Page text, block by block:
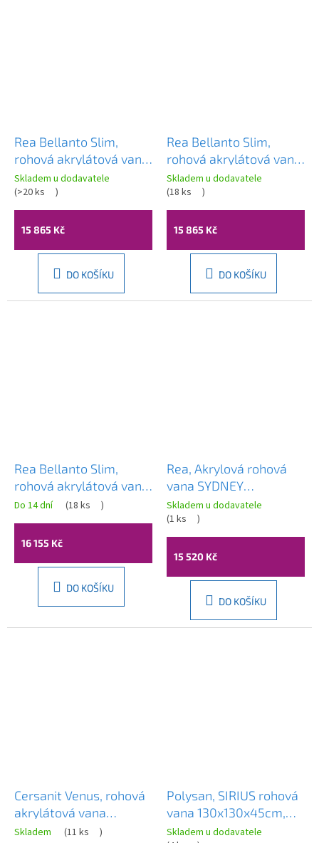
Rea Bellanto Slim,
rohová akrylátová vana,
150cm, pravá, bílá
odtoková krytka, REA-
W0583
Skladem u dodavatele
(>20 ks )
15 865 Kč
DO KOŠÍKU
Rea Bellanto Slim,
rohová akrylátová vana,
150cm, levá, bílá
odtoková krytka, REA-
W0582
Skladem u dodavatele
(18 ks )
15 865 Kč
DO KOŠÍKU
Rea Bellanto Slim,
rohová akrylátová vana,
150, levá, černá
odtoková krytka, KPL-
W6582
Do 14 dní (18 ks )
16 155 Kč
DO KOŠÍKU
Rea, Akrylová rohová
vana SYDNEY
BELLANTO RIGHT
150cm, REA-W0251
Skladem u dodavatele
(1 ks )
15 520 Kč
DO KOŠÍKU
Cersanit Venus, rohová
akrylátová vana
150x150cm, bílá, S301-
Skladem (11 ks )
Polysan, SIRIUS rohová
vana 130x130x45cm,
bílá, 49111
Skladem u dodavatele